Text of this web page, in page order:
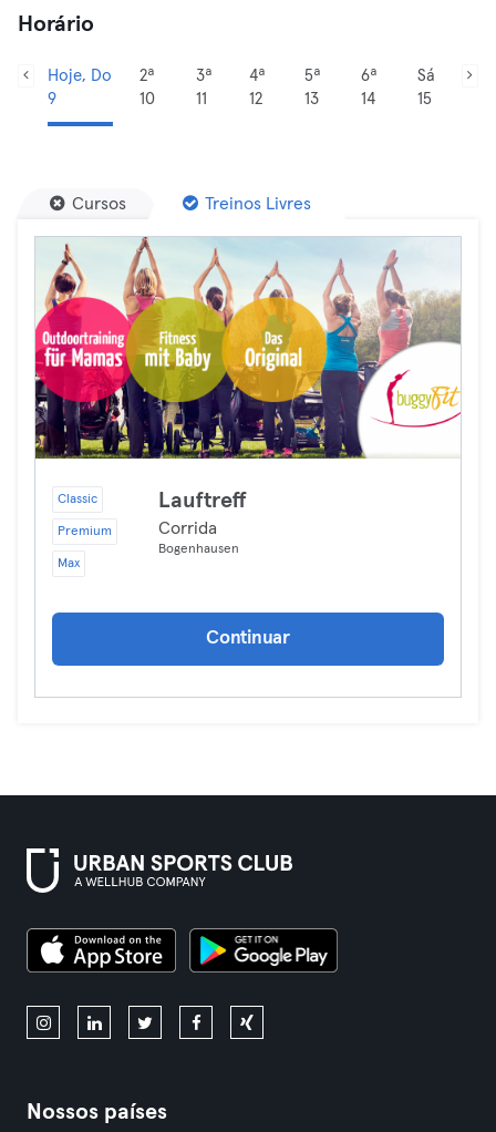
Horário
Hoje, Do
9
2ª
10
3ª
11
4ª
12
5ª
13
6ª
14
Sá
15
Cursos Treinos Livres
Classic
Premium
Max
Lauftreff
Corrida
Bogenhausen
Continuar
Nossos países